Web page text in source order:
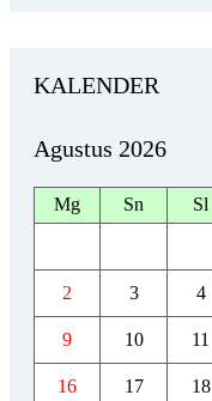
KALENDER
Agustus 2026
Mg Sn Sl
2 3 4
9 10 11
16 17 18